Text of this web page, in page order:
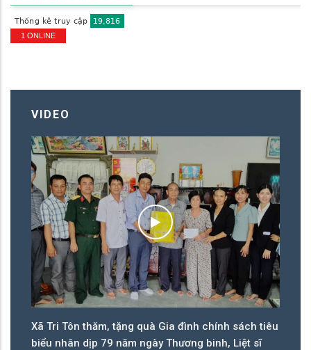
1 ONLINE
VIDEO
Đảng bộ xã Tri Tôn sơ kết công tác 6 tháng đầu
năm, nhiều chỉ tiêu đạt và vượt tiến độ